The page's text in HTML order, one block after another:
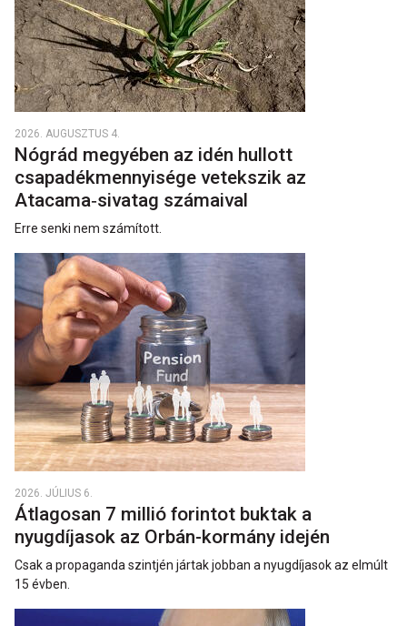
2026. AUGUSZTUS 4.
Nógrád megyében az idén hullott
csapadékmennyisége vetekszik az
Atacama‑sivatag számaival
Erre senki nem számított.
2026. JÚLIUS 6.
Átlagosan 7 millió forintot buktak a
nyugdíjasok az Orbán-kormány idején
Csak a propaganda szintjén jártak jobban a nyugdíjasok az elmúlt
15 évben.